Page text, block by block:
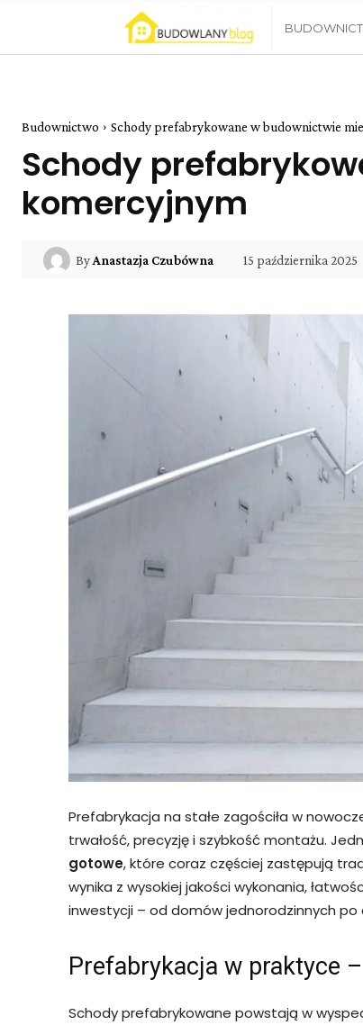
Blog
Budownictwo Schody prefabrykowane w budownictwie
Schody
komercyjnym
ByAnastazja Czubówna 15 października 2025
Prefabrykacja na stałe zagościła w
trwałość, precyzję i szybkość montażu.
gotowe, które coraz częściej zastępują
wynika z wysokiej jakości wykonania,
inwestycji – od domów jednorodzinnych po
Prefabrykacja w praktyce
Schody prefabrykowane powstają w